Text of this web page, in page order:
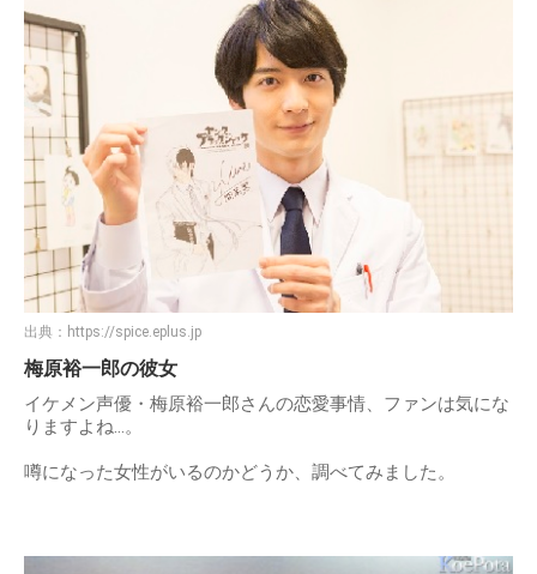
出典： https://spice.eplus.jp
梅原裕一郎の彼女
イケメン声優・梅原裕一郎さんの恋愛事情、ファンは気にな
りますよね…。
噂になった女性がいるのかどうか、調べてみました。